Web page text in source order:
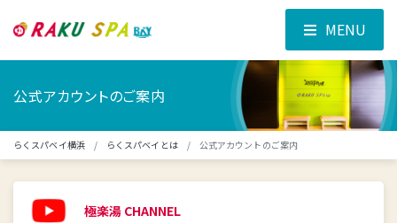
公式アカウントのご案内
らくスパベイ横浜 らくスパベイとは 公式アカウントのご案内
極楽湯 CHANNEL
MENU